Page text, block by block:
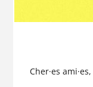
Cher·es ami·es,